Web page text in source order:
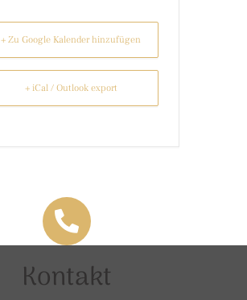
+ Zu Google Kalender hinzufügen
+ iCal / Outlook export
Kontakt